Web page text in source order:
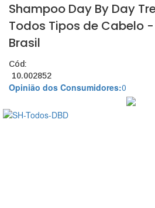
Shampoo Day By Day
Todos Tipos de Cabelo
Brasil
Cód:
10.002852
Opinião dos Consumidores:0